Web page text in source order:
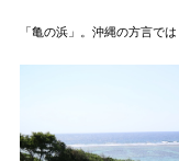
「亀の浜」。沖縄の方言で